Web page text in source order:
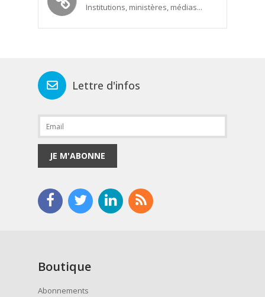
Institutions, ministères, médias...
Lettre d'infos
JE M'ABONNE
Boutique
Abonnements